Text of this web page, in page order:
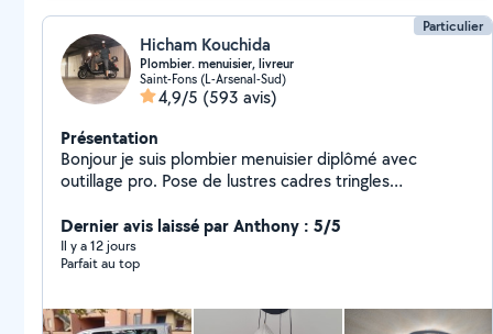
Particulier
Hicham Kouchida
Plombier. menuisier, livreur
Saint-Fons (L-Arsenal-Sud)
4,9/5 (593 avis)
Présentation
Bonjour je suis plombier menuisier diplômé avec
outillage pro. Pose de lustres cadres tringles
Dernier avis laissé par Anthony : 5/5
Il y a 12 jours
Parfait au top